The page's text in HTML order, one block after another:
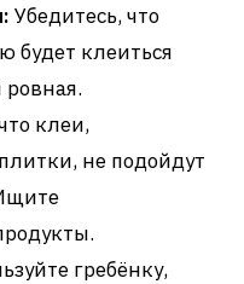
Убедитесь, что
будет клеиться
ровная.
клеи,
не подойдут
гребёнку,